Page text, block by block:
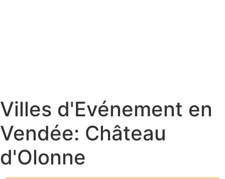
Villes d'Evénement en
Vendée: Château
d'Olonne